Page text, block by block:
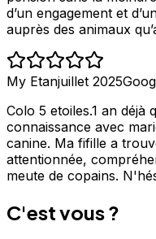
d’un engagement et
auprès des animaux
My Etanjuillet 2025
Colo 5 etoiles.1 an déjà
connaissance avec
canine. Ma fifille a
attentionnée,
meute de copains.
C'est vous ?